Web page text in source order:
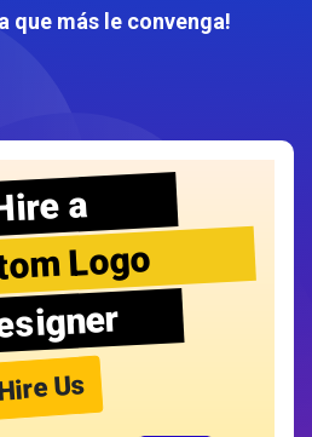
que más le convenga!
a
Logo
Us